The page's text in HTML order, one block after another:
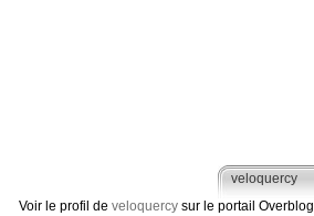
veloquercy
Voir le profil de veloquercy sur le portail Overblog